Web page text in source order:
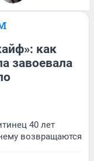
как
завоевала
40 лет
возвращаются